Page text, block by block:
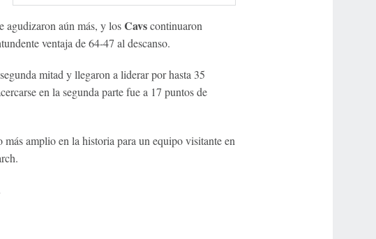
agudizaron aún más, y losCavscontinuaron
ventaja de 64-47 al descanso.
mitad y llegaron a liderar por hasta 35
en la segunda parte fue a 17 puntos de
amplio en la historia para un equipo visitante en